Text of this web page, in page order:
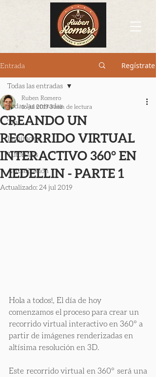
Entrada Regístrate
Todas las entradas
Tips
Inspiración
Tutoriales
Actualización
Todas las entradas
CREANDO UN
RECORRIDO VIRTUAL
INTERACTIVO 360° EN
MEDELLIN - PARTE 1
Ruben Romero
16 jul 2019 3 min de lectura
Actualizado: 24 jul 2019
Hola a todos!, El día de hoy
comenzamos el proceso para crear un
recorrido virtual interactivo en 360° a
partir de imágenes renderizadas en
altísima resolución en 3D.
Este recorrido virtual en 360° será una